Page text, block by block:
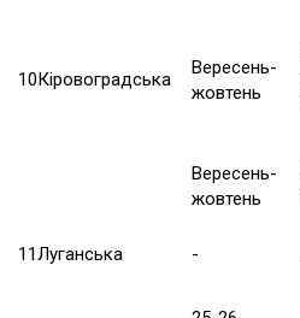
10Кіровоградська
Вересень-
жовтень
Вересень-
жовтень
11Луганська -